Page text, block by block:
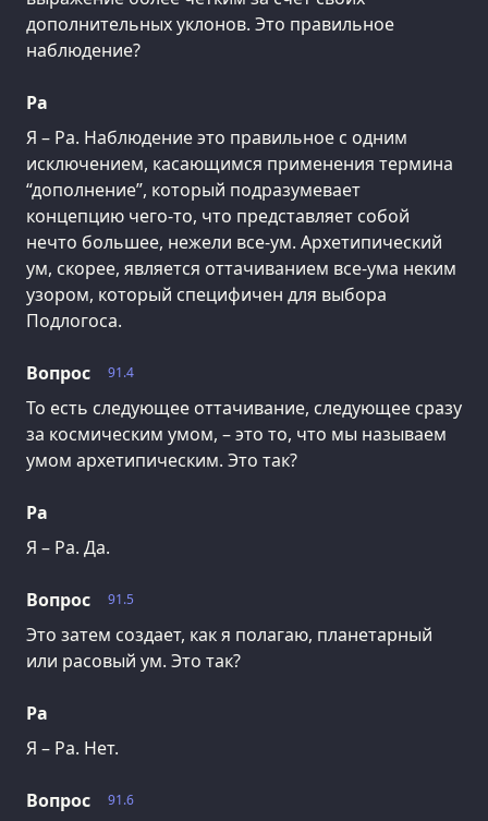
дополнительных уклонов. Это правильное
наблюдение?
Ра
Я – Ра. Наблюдение это правильное с одним
исключением, касающимся применения термина
“дополнение”, который подразумевает
концепцию чего-то, что представляет собой
нечто большее, нежели все-ум. Архетипический
ум, скорее, является оттачиванием все-ума неким
узором, который специфичен для выбора
Подлогоса.
91.4
Вопрос
То есть следующее оттачивание, следующее сразу
за космическим умом, – это то, что мы называем
умом архетипическим. Это так?
Ра
Я – Ра. Да.
91.5
Вопрос
Это затем создает, как я полагаю, планетарный
или расовый ум. Это так?
Ра
Я – Ра. Нет.
91.6
Вопрос